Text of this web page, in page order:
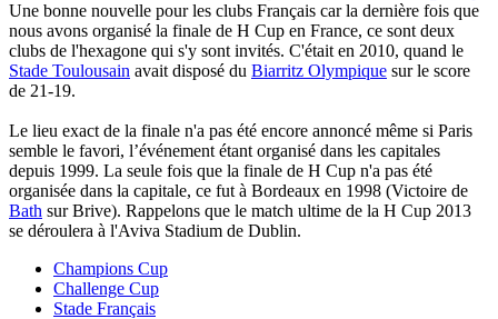
Une bonne nouvelle pour les clubs Français car la dernière fois que
nous avons organisé la finale de H Cup en France, ce sont deux
clubs de l'hexagone qui s'y sont invités. C'était en 2010, quand le
Stade Toulousain avait disposé du Biarritz Olympique sur le score
de 21-19.
Le lieu exact de la finale n'a pas été encore annoncé même si Paris
semble le favori, l’événement étant organisé dans les capitales
depuis 1999. La seule fois que la finale de H Cup n'a pas été
organisée dans la capitale, ce fut à Bordeaux en 1998 (Victoire de
Bath sur Brive). Rappelons que le match ultime de la H Cup 2013
se déroulera à l'Aviva Stadium de Dublin.
Champions Cup
Challenge Cup
Stade Français